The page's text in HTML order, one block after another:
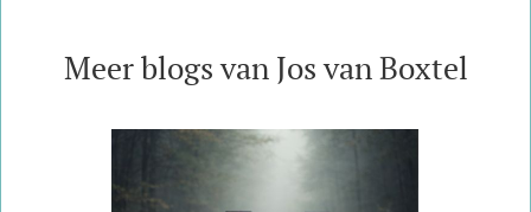
Meer blogs van Jos van Boxtel